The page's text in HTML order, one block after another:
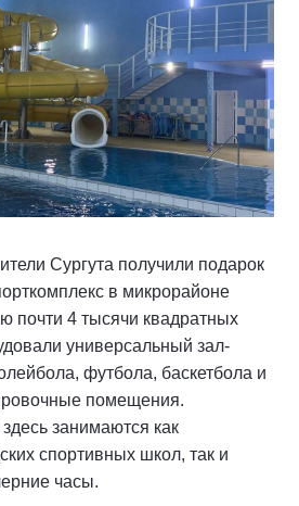
Сургута получили подарок
в микрорайоне
почти 4 тысячи квадратных
универсальный зал-
футбола, баскетбола и
помещения.
занимаются как
спортивных школ, так и
часы.